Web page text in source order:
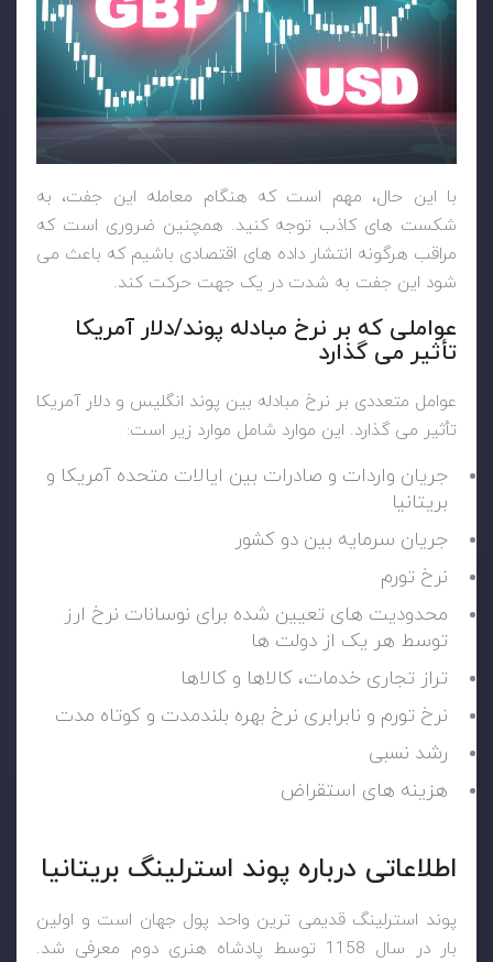
با این حال، مهم است که هنگام معامله این جفت، به
شکست های کاذب توجه کنید. همچنین ضروری است که
مراقب هرگونه انتشار داده های اقتصادی باشیم که باعث می
شود این جفت به شدت در یک جهت حرکت کند.
عواملی که بر نرخ مبادله پوند/دلار آمریکا
تأثیر می گذارد
عوامل متعددی بر نرخ مبادله بین پوند انگلیس و دلار آمریکا
تأثیر می گذارد. این موارد شامل موارد زیر است:
جریان واردات و صادرات بین ایالات متحده آمریکا و
بریتانیا
جریان سرمایه بین دو کشور
نرخ تورم
محدودیت های تعیین شده برای نوسانات نرخ ارز
توسط هر یک از دولت ها
تراز تجاری خدمات، کالاها و کالاها
نرخ تورم و نابرابری نرخ بهره بلندمدت و کوتاه مدت
رشد نسبی
هزینه های استقراض
اطلاعاتی درباره پوند استرلینگ بریتانیا
پوند استرلینگ قدیمی ترین واحد پول جهان است و اولین
بار در سال 1158 توسط پادشاه هنری دوم معرفی شد.